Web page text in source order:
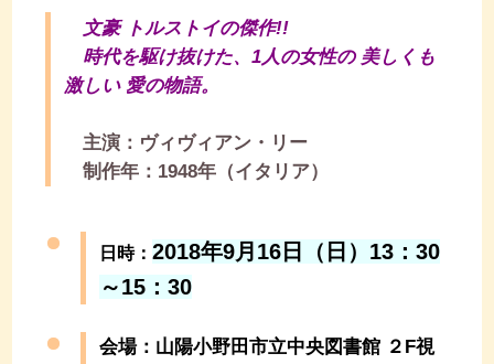
文豪 トルストイの傑作!!
時代を駆け抜けた、1人の女性の 美しくも
激しい 愛の物語。
主演：ヴィヴィアン・リー
制作年：1948年（イタリア）
日時： 2018年9月16日（日）13：30
～15：30
会場：山陽小野田市立中央図書館 ２F視